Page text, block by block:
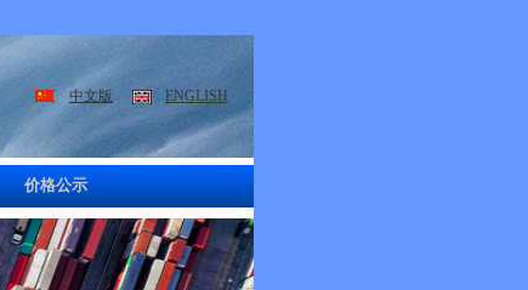
中文版 ENGLISH
价格公示